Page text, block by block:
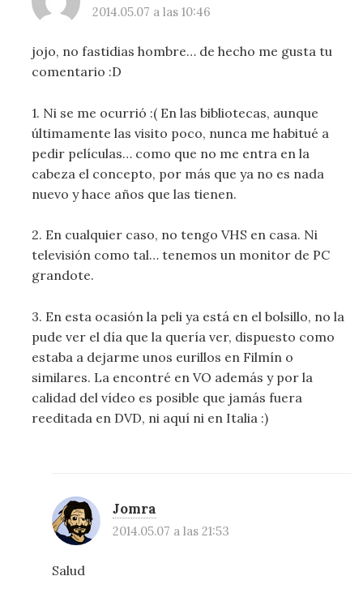
2014.05.07 a las 10:46
jojo, no fastidias hombre… de hecho me gusta tu
comentario :D
1. Ni se me ocurrió :( En las bibliotecas, aunque
últimamente las visito poco, nunca me habitué a
pedir películas… como que no me entra en la
cabeza el concepto, por más que ya no es nada
nuevo y hace años que las tienen.
2. En cualquier caso, no tengo VHS en casa. Ni
televisión como tal… tenemos un monitor de PC
grandote.
3. En esta ocasión la peli ya está en el bolsillo, no la
pude ver el día que la quería ver, dispuesto como
estaba a dejarme unos eurillos en Filmín o
similares. La encontré en VO además y por la
calidad del vídeo es posible que jamás fuera
reeditada en DVD, ni aquí ni en Italia :)
Jomra
2014.05.07 a las 21:53
Salud